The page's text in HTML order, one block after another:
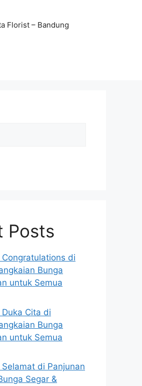
Florist – Bandung
Posts
Congratulations di
Bunga
untuk Semua
Cita di
Bunga
untuk Semua
di Panjunan
Segar &